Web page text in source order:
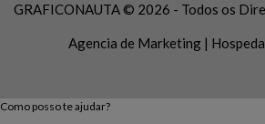
GRAFICONAUTA © 2026 - Todos os
Agencia de Marketing|
Como posso te ajudar?